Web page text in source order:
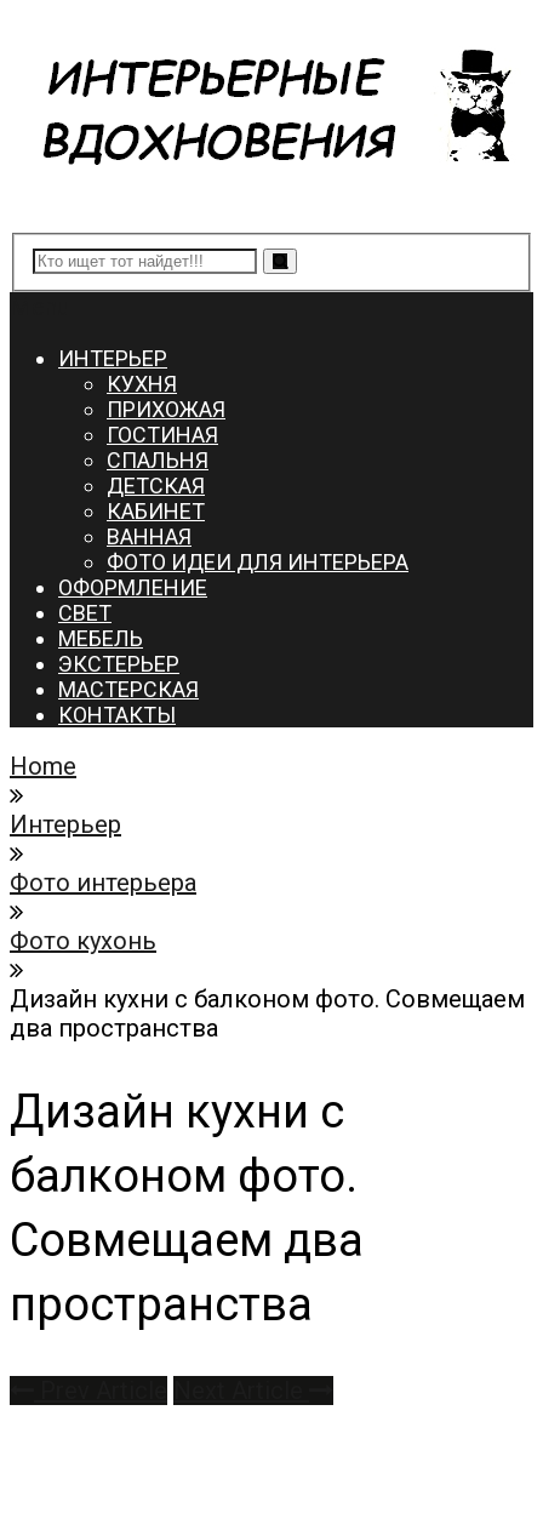
ИНТЕРЬЕР
КУХНЯ
ПРИХОЖАЯ
ГОСТИНАЯ
СПАЛЬНЯ
ДЕТСКАЯ
КАБИНЕТ
ВАННАЯ
ФОТО ИДЕИ ДЛЯ ИНТЕРЬЕРА
ОФОРМЛЕНИЕ
СВЕТ
МЕБЕЛЬ
ЭКСТЕРЬЕР
МАСТЕРСКАЯ
КОНТАКТЫ
Home
Интерьер
Фото интерьера
Фото кухонь
Дизайн кухни с балконом фото. Совмещаем
два пространства
Дизайн кухни с
балконом фото.
Совмещаем два
пространства